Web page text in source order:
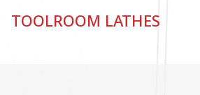
TOOLROOM LATHES